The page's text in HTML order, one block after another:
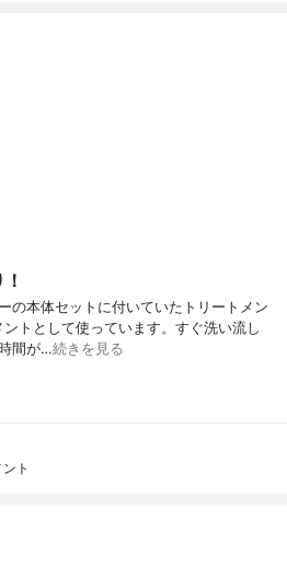
の本体セットに付いていたトリートメン
トとして使っています。すぐ洗い流し
間が…続きを見る
ト